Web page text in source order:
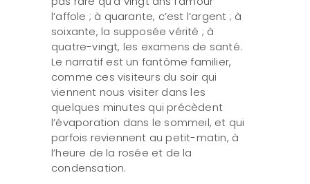
l’affole ; à quarante, c’est l’argent ; à
soixante, la supposée vérité ; à
quatre-vingt, les examens de santé.
Le narratif est un fantôme familier,
comme ces visiteurs du soir qui
viennent nous visiter dans les
quelques minutes qui précèdent
l’évaporation dans le sommeil, et qui
parfois reviennent au petit-matin, à
l’heure de la rosée et de la
condensation.